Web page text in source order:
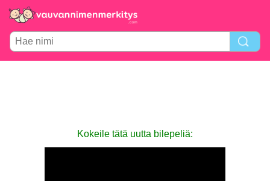
Kokeile tätä uutta bilepeliä: